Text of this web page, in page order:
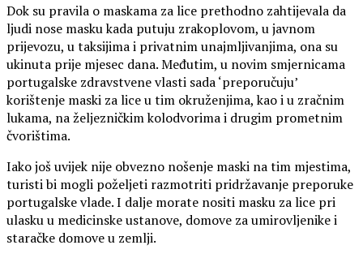
Dok su pravila o maskama za lice prethodno zahtijevala da
ljudi nose masku kada putuju zrakoplovom, u javnom
prijevozu, u taksijima i privatnim unajmljivanjima, ona su
ukinuta prije mjesec dana. Međutim, u novim smjernicama
portugalske zdravstvene vlasti sada ‘preporučuju’
korištenje maski za lice u tim okruženjima, kao i u zračnim
lukama, na željezničkim kolodvorima i drugim prometnim
čvorištima.
Iako još uvijek nije obvezno nošenje maski na tim mjestima,
turisti bi mogli poželjeti razmotriti pridržavanje preporuke
portugalske vlade. I dalje morate nositi masku za lice pri
ulasku u medicinske ustanove, domove za umirovljenike i
staračke domove u zemlji.